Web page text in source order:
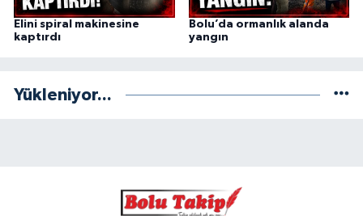
Elini spiral makinesine
kaptırdı
Bolu’da ormanlık alanda
yangın
Yükleniyor...